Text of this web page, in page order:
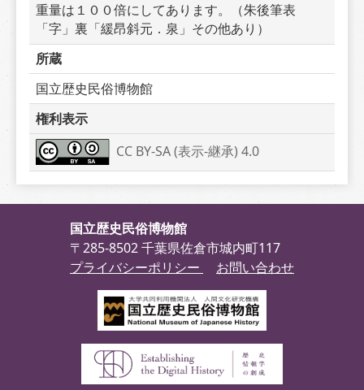
重量は１００倍にしてあります。（朱後筆表
「字」裏「緩昂斜元．泉」その他あり）
所蔵
国立歴史民俗博物館
権利表示
CC BY-SA (表示-継承) 4.0
国立歴史民俗博物館
〒285-8502 千葉県佐倉市城内町117
プライバシーポリシー
お問い合わせ